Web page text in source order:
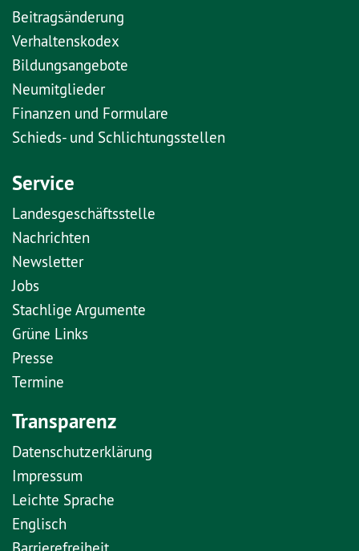
Beitragsänderung
Verhaltenskodex
Bildungsangebote
Neumitglieder
Finanzen und Formulare
Schieds- und Schlichtungsstellen
Service
Landesgeschäftsstelle
Nachrichten
Newsletter
Jobs
Stachlige Argumente
Grüne Links
Presse
Termine
Transparenz
Datenschutzerklärung
Impressum
Leichte Sprache
Englisch